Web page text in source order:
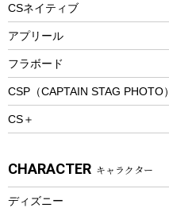
トレッキング
トレッキングアクセサリー
プレイグッズ
ウェルネス
ウェア、タオル
CSネイティブ
アプリール
フラボード
CSP（CAPTAIN STAG PHOTO）
CS＋
CHARACTER キャラクター
ディズニー